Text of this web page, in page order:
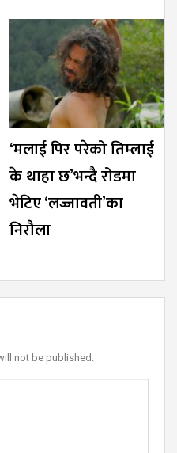
‘मलाई पिर परेको तिम्लाई
के थाहा छ’भन्दै रोडमा
भेटिए ‘लज्जावती’का
निरौला
not be published.